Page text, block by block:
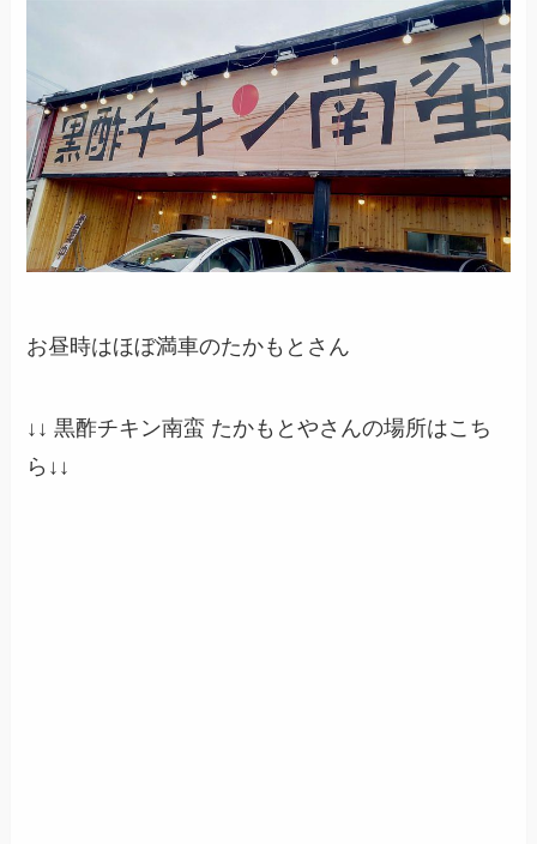
お昼時はほぼ満車のたかもとさん
↓↓ 黒酢チキン南蛮 たかもとやさんの場所はこち
ら ↓↓